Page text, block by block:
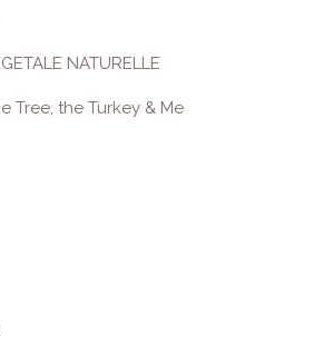
NATURELLE
Tree, the Turkey & Me